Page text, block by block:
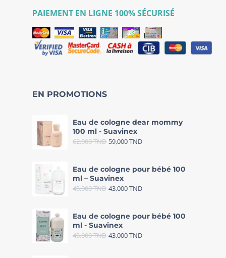
PAIEMENT EN LIGNE 100% SÉCURISÉ
EN PROMOTIONS
Eau de cologne dear mommy
100 ml - Suavinex
62,000TND 59,000TND
Eau de cologne pour bébé 100
ml – Suavinex
45,000TND 43,000TND
Eau de cologne pour bébé 100
ml - Suavinex
45,000TND 43,000TND